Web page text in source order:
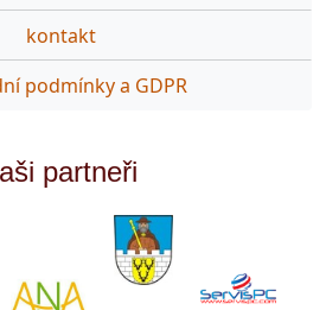
kontakt
podmínky a GDPR
partneři